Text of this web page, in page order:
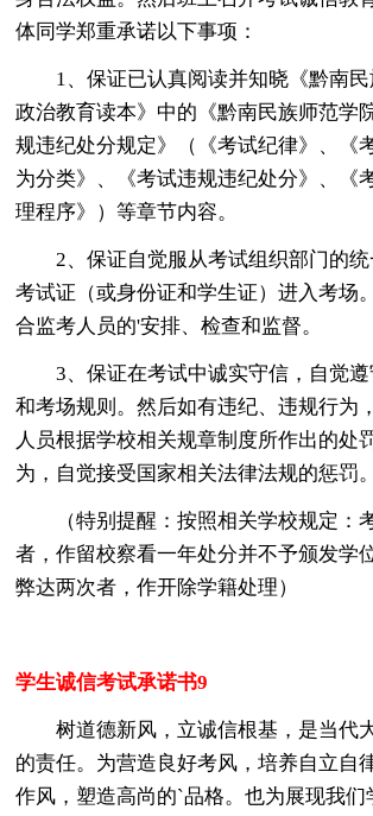
体同学郑重承诺以下事项：
1、保证已认真阅读并知晓《黔南民
政治教育读本》中的《黔南民族师范学
规违纪处分规定》（《考试纪律》、《
为分类》、《考试违规违纪处分》、《
理程序》）等章节内容。
2、保证自觉服从考试组织部门的统
考试证（或身份证和学生证）进入考场
合监考人员的'安排、检查和监督。
3、保证在考试中诚实守信，自觉遵
和考场规则。然后如有违纪、违规行为
人员根据学校相关规章制度所作出的处
为，自觉接受国家相关法律法规的惩罚。
（特别提醒：按照相关学校规定：
者，作留校察看一年处分并不予颁发学
弊达两次者，作开除学籍处理）
学生诚信考试承诺书9
树道德新风，立诚信根基，是当代
的责任。为营造良好考风，培养自立自
作风，塑造高尚的`品格。也为展现我们